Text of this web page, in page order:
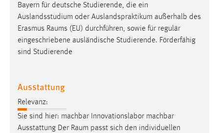
Bayern für deutsche Studierende, die ein
Auslandsstudium oder Auslandspraktikum außerhalb des
Erasmus Raums (EU) durchführen, sowie für regulär
eingeschriebene ausländische Studierende. Förderfähig
sind Studierende
Ausstattung
Relevanz:
Sie sind hier: machbar Innovationslabor machbar
Ausstattung Der Raum passt sich den individuellen
EXTERNE MEDIEN
Um Inhalte von Videoplattformen und Social Media
Plattformen anzeigen zu können, werden von diesen
externen Medien Cookies gesetzt.